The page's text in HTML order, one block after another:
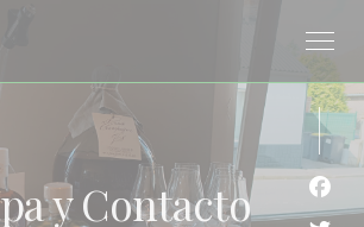
opciones de cookies
y Contacto